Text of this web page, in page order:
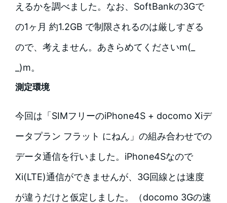
えるかを調べました。なお、SoftBankの3Gで
の1ヶ月 約1.2GB で制限されるのは厳しすぎる
ので、考えません。あきらめてくださいm(_
_)m。
測定環境
今回は「SIMフリーのiPhone4S + docomo Xiデ
ータプラン フラット にねん」の組み合わせでの
データ通信を行いました。iPhone4Sなので
Xi(LTE)通信ができませんが、3G回線とは速度
が違うだけと仮定しました。（docomo 3Gの速